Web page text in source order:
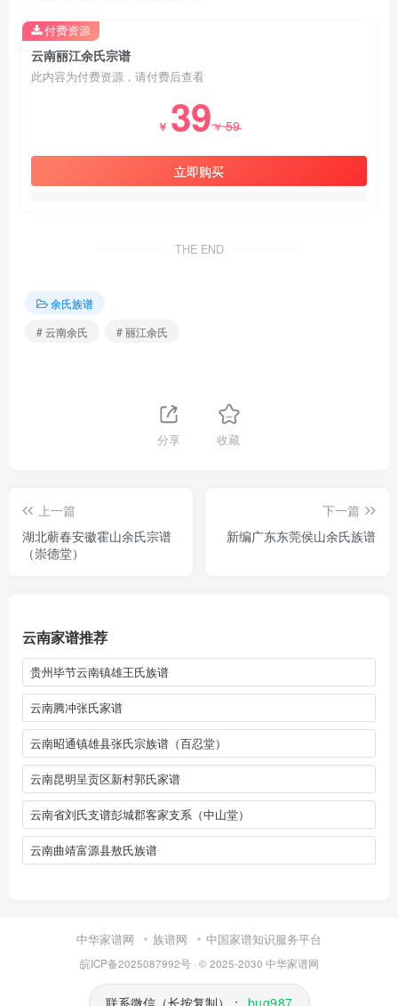
云南丽江余氏宗谱
此内容为付费资源，请付费后查看
￥ 39￥59
立即购买
付费资源
THE END
余氏族谱
# 云南余氏
# 丽江余氏
分享 收藏
上一篇
湖北蕲春安徽霍山余氏宗谱
（崇德堂）
下一篇
新编广东东莞侯山余氏族谱
云南家谱推荐
贵州毕节云南镇雄王氏族谱
云南腾冲张氏家谱
云南昭通镇雄县张氏宗族谱（百忍堂）
云南昆明呈贡区新村郭氏家谱
云南省刘氏支谱彭城郡客家支系（中山堂）
云南曲靖富源县敖氏族谱
中华家谱网 族谱网 中国家谱知识服务平台
皖ICP备2025087992号· © 2025-2030 中华家谱网
联系微信（长按复制）： bug987